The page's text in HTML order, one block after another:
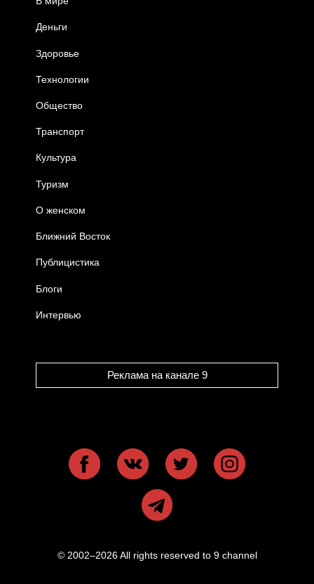
Деньги
Здоровье
Технологии
Общество
Транспорт
Культура
Туризм
О женском
Ближний Восток
Публицистика
Блоги
Интервью
Реклама на канале 9
© 2002–2026 All rights reserved to 9 channel